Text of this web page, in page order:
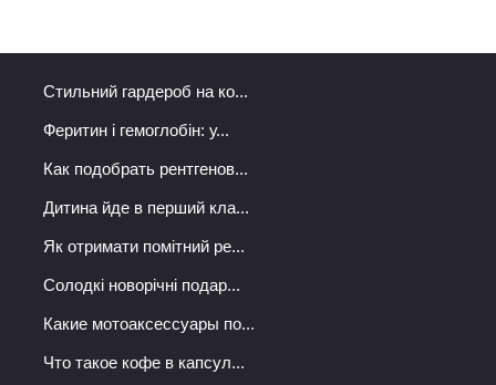
Стильний гардероб на ко...
Феритин і гемоглобін: у...
Как подобрать рентгенов...
Дитина йде в перший кла...
Як отримати помітний ре...
Солодкі новорічні подар...
Какие мотоаксессуары по...
Что такое кофе в капсул...